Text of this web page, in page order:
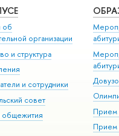
об
организации
и структура
и сотрудники
совет
общежития
Прием
Прием